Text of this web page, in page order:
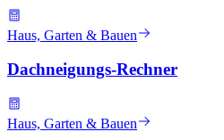
Haus, Garten & Bauen
Dachneigungs-Rechner
Haus, Garten & Bauen